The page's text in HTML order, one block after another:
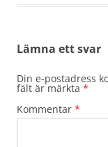
Lämna ett svar
Din e-postadress
fält är märkta *
Kommentar *